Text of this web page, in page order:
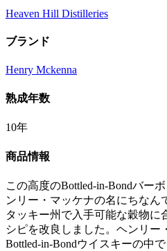
Heaven Hill Distilleries
ブランド
Henry Mckenna
熟成年数
10年
商品情報
この高度のBottled-in-Bondバー
ンリー・マッケナの名にちなん
タッキー州で入手可能な穀物に
シピを改良しました。ヘンリー
Bottled-in-Bondウイスキーの中